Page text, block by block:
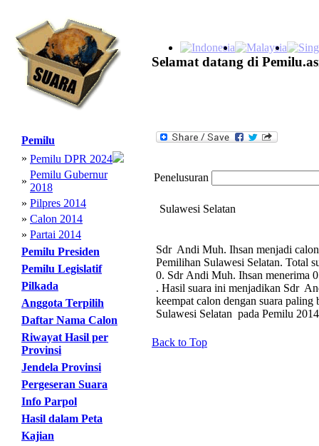
Selamat datang di
Pemilu
» Pemilu DPR 2024
»
Pemilu Gubernur
2018
» Pilpres 2014
» Calon 2014
» Partai 2014
Pemilu Presiden
Pemilu Legislatif
Pilkada
Anggota Terpilih
Daftar Nama Calon
Riwayat Hasil per
Provinsi
Jendela Provinsi
Pergeseran Suara
Info Parpol
Hasil dalam Peta
Kajian
Penelusuran
Sulawesi Selatan
Sdr Andi Muh. Ihsan menjadi
Pemilihan Sulawesi Selatan. Total
0. Sdr Andi Muh. Ihsan menerima
. Hasil suara ini menjadikan Sdr
keempat calon dengan suara
Sulawesi Selatan pada Pemilu
Back to Top